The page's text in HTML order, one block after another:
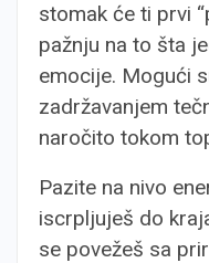
stomak će ti prvi
pažnju na to šta
emocije. Mogući
zadržavanjem
naročito tokom
Pazite na nivo
iscrpljuješ do
se povežeš sa